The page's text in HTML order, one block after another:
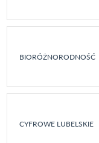
BIORÓŻNORODNOŚĆ
CYFROWE LUBELSKIE